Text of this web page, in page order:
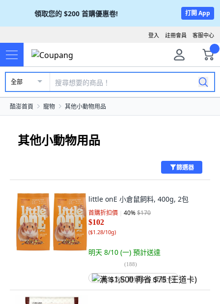
領取您的 $200 首購優惠卷! 打開 App
客服中心
註冊會員
登入
全部
酷澎首頁 寵物 其他小動物用品
其他小動物用品
篩選器
little onE 小倉鼠飼料, 400g, 2包
首購折扣價 40%$170
$102
($1.28/10g)
明天 8/10 (一) 預計送達
(188)
满 $1,500 再省 $75 (王道卡)